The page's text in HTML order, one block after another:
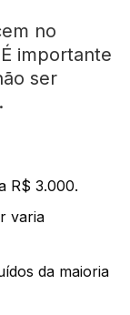
no
importante
ser
R$ 3.000.
varia
da maioria